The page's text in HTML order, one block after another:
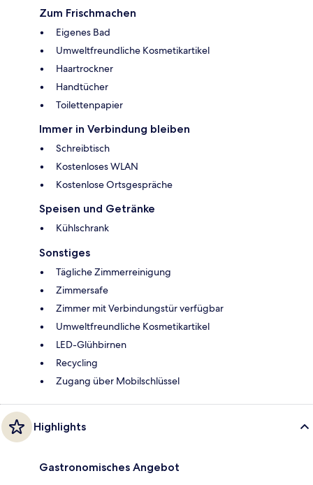
Zum Frischmachen
Eigenes Bad
Umweltfreundliche Kosmetikartikel
Haartrockner
Handtücher
Toilettenpapier
Immer in Verbindung bleiben
Schreibtisch
Kostenloses WLAN
Kostenlose Ortsgespräche
Speisen und Getränke
Kühlschrank
Sonstiges
Tägliche Zimmerreinigung
Zimmersafe
Zimmer mit Verbindungstür verfügbar
Umweltfreundliche Kosmetikartikel
LED-Glühbirnen
Recycling
Zugang über Mobilschlüssel
Highlights
Gastronomisches Angebot